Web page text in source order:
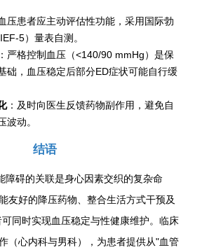
压患者应主动评估性功能，采用国际勃
5）量表自测。
严格控制血压（<140/90 mmHg）是保
础，血压稳定后部分ED症状可能自行缓
：及时向医生反馈药物副作用，避免自
波动。
结语
障碍的关联是身心因素交织的复杂命
友好的降压药物、整合生活方式干预及
同时实现血压稳定与性健康维护。临床
（心内科与男科），为患者提供从"血管